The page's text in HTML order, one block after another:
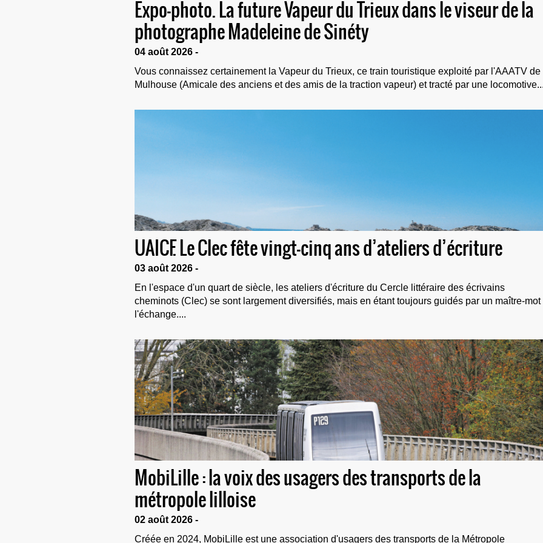
Expo-photo. La future Vapeur du Trieux dans le viseur de la
photographe Madeleine de Sinéty
04 août 2026 -
Vous connaissez certainement la Vapeur du Trieux, ce train touristique exploité par l'AAATV de
Mulhouse (Amicale des anciens et des amis de la traction vapeur) et tracté par une
UAICF. Le Clec fête vingt-cinq ans d’ateliers d’écriture
03 août 2026 -
En l'espace d'un quart de siècle, les ateliers d'écriture du Cercle littéraire des écrivains
cheminots (Clec) se sont largement diversifiés, mais en étant toujours guidés par un maître-mot
l'échange....
MobiLille : la voix des usagers des transports de la
métropole lilloise
02 août 2026 -
Créée en 2024, MobiLille est une association d'usagers des transports de la Métropole